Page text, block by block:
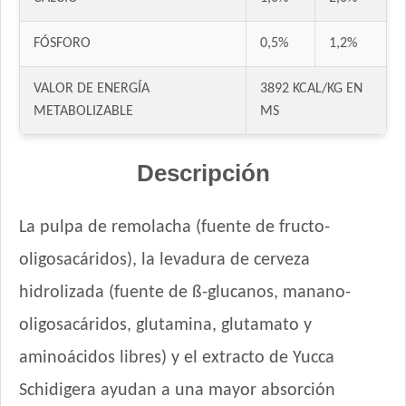
Ganacan Perro Adulto sabor Carne
Gaucho Perro Adulto
Gooster Perro Adulto
Gran Campeón Maintenance Perro Adulto Mordida Grande
Gran Campeón Perro Adulto Mordida Grande Carne, Pollo y
HOP! Perro Adulto Mediano y Grande
Handler Perro Adulto Mediano y Grande
High Pro Criadores Perro Adulto
Infinity Adulto Razas Medianas y Grandes
Iron Pet Perro Adultos de Razas Medianas y Grandes
Iron Pet Premium Perro Adulto Mediano y Grande
FÓSFORO 0,5% 1,2%
VALOR DE ENERGÍA
METABOLIZABLE
3892 KCAL/KG EN
MS
Descripción
La pulpa de remolacha (fuente de fructo-
oligosacáridos), la levadura de cerveza
hidrolizada (fuente de ß-glucanos, manano-
oligosacáridos, glutamina, glutamato y
aminoácidos libres) y el extracto de Yucca
Schidigera ayudan a una mayor absorción